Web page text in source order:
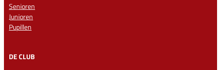
Senioren
Junioren
Pupillen
DE CLUB